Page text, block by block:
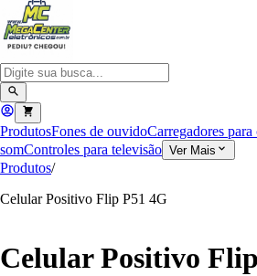
ProdutosFones de ouvidoCarregadores para
somControles para televisão Ver Mais
Produtos/
Celular Positivo Flip P51 4G
Celular Positivo